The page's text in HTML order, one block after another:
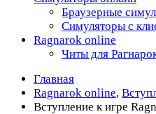
Браузерные
Симуляторы с
Ragnarok online
Читы для
Главная
Ragnarok online,
Вступление к игре